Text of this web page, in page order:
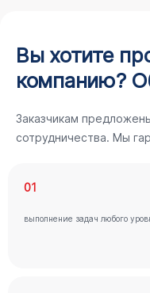
Вы хотите
компанию?
Заказчикам
сотрудничества. Мы
01
выполнение задач любого